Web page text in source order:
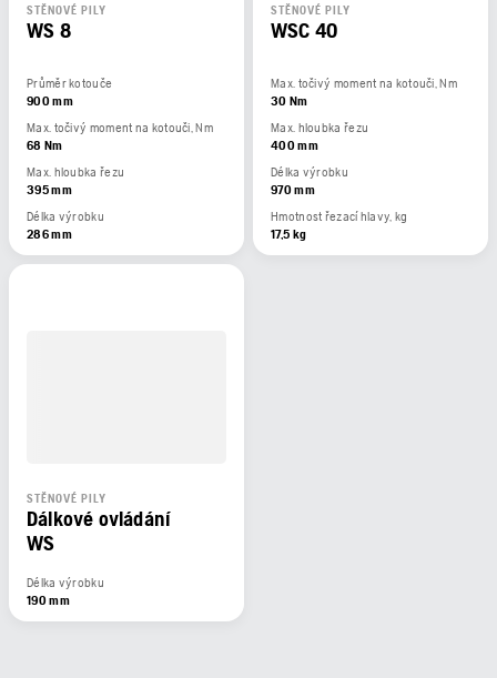
STĚNOVÉ PILY
WS 8
Průměr kotouče
900 mm
Max. točivý moment na kotouči, Nm
68 Nm
Max. hloubka řezu
395 mm
Délka výrobku
286 mm
STĚNOVÉ PILY
WSC 40
Max. točivý moment na kotouči, Nm
30 Nm
Max. hloubka řezu
400 mm
Délka výrobku
970 mm
Hmotnost řezací hlavy, kg
17,5 kg
STĚNOVÉ PILY
Dálkové ovládání
WS
Délka výrobku
190 mm